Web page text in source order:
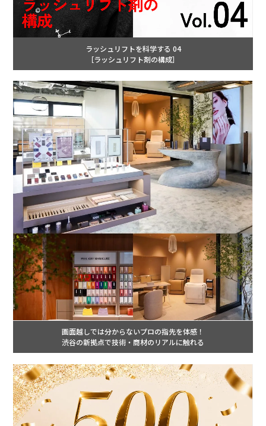
ラッシュリフトを科学する 04
［ラッシュリフト剤の構成］
画面越しでは分からないプロの指先を体感！
渋谷の新拠点で技術・商材のリアルに触れる